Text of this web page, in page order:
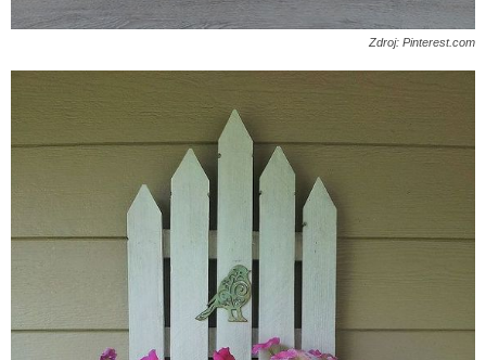
Zdroj: Pinterest.com